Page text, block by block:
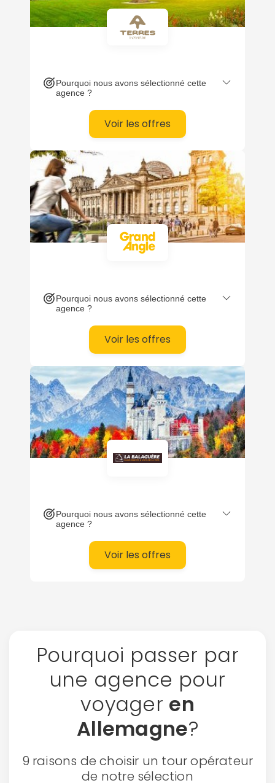
Pourquoi nous avons sélectionné cette
agence ?
Voir les offres
Pourquoi nous avons sélectionné cette
agence ?
Voir les offres
Pourquoi nous avons sélectionné cette
agence ?
Voir les offres
Pourquoi passer par
une agence pour
voyager en
Allemagne?
9 raisons de choisir un tour opérateur
de notre sélection
Continuer avec Apple
ou connectez-vous par mail
Politique de
confidentialité.